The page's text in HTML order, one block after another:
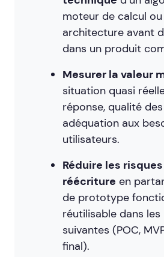
moteur de calcul ou
architecture avant
dans un produit
Mesurer la valeur
situation quasi
réponse, qualité
adéquation aux
utilisateurs.
Réduire les
réécriture en
de prototype
réutilisable dans les
suivantes (POC,
final).